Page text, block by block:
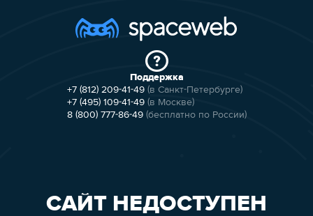
Поддержка
+7 (812) 209-41-49 (в Санкт-Петербурге)
+7 (495) 109-41-49 (в Москве)
8 (800) 777-86-49 (бесплатно по России)
САЙТ НЕДОСТУПЕН